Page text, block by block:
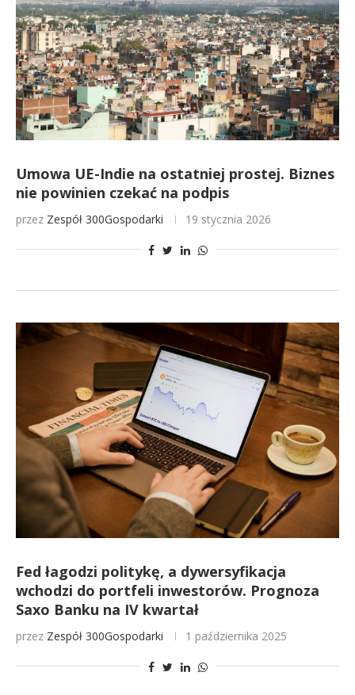
Umowa UE-Indie na ostatniej prostej. Biznes
nie powinien czekać na podpis
przez Zespół 300Gospodarki 19 stycznia 2026
Fed łagodzi politykę, a dywersyfikacja
wchodzi do portfeli inwestorów. Prognoza
Saxo Banku na IV kwartał
przez Zespół 300Gospodarki 1 października 2025